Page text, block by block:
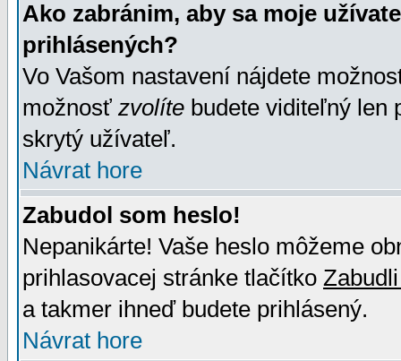
Ako zabránim, aby sa moje
prihlásených?
Vo Vašom nastavení nájdete
možnosť zvolíte budete viditeľný len
skrytý užívateľ.
Návrat hore
Zabudol som heslo!
Nepanikárte! Vaše heslo môžeme
prihlasovacej stránke tlačítko
a takmer ihneď budete prihlásený.
Návrat hore